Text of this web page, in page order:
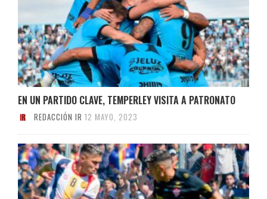
EN UN PARTIDO CLAVE, TEMPERLEY VISITA A PATRONATO
REDACCIÓN IR 12 MAYO, 2023